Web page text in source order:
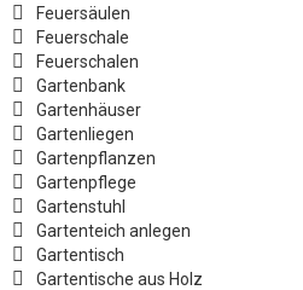
Feuersäulen
Feuerschale
Feuerschalen
Gartenbank
Gartenhäuser
Gartenliegen
Gartenpflanzen
Gartenpflege
Gartenstuhl
Gartenteich anlegen
Gartentisch
Gartentische aus Holz